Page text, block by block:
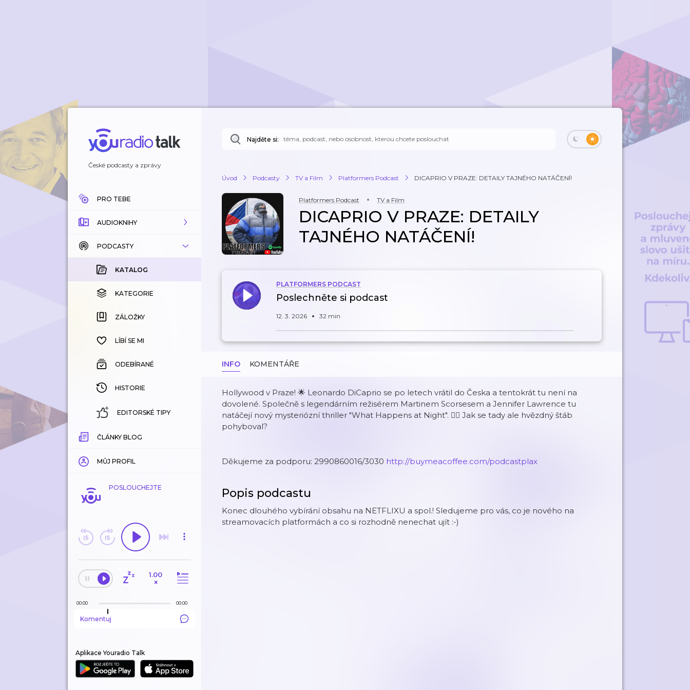
České podcasty a zprávy
PRO TEBE
AUDIOKNIHY
KATALOG
KOUPENÉ
KATEGORIE
ZÁLOŽKY
HISTORIE
PODCASTY
KATALOG
KATEGORIE
ZÁLOŽKY
LÍBÍ SE MI
ODEBÍRANÉ
HISTORIE
EDITORSKÉ TIPY
ČLÁNKY BLOG
MŮJ PROFIL
POSLOUCHEJTE
1.00
×
00:00 00:00
Komentuj
Aplikace Youradio Talk
Najděte si:
Úvod Podcasty TV a Film Platformers Podcast DICAPRIO V PRAZE: DETAILY TAJNÉHO NATÁČENÍ!
Platformers Podcast TV a Film
DICAPRIO V PRAZE: DETAILY
TAJNÉHO NATÁČENÍ!
PLATFORMERS PODCAST
Poslechněte si podcast
12. 3. 2026 32 min
INFO KOMENTÁŘE
Hollywood v Praze! 🌟 Leonardo DiCaprio se po letech vrátil do Česka a tentokrát tu není na
dovolené. Společně s legendárním režisérem Martinem Scorsesem a Jennifer Lawrence tu
natáčejí nový mysteriózní thriller "What Happens at Night". 🕵️‍♂️ Jak se tady ale hvězdný štáb
pohyboval?
Děkujeme za podporu: 2990860016/3030 http://buymeacoffee.com/podcastplax
Popis podcastu
Konec dlouhého vybírání obsahu na NETFLIXU a spol.! Sledujeme pro vás, co je nového na
streamovacích platformách a co si rozhodně nenechat ujít :-)